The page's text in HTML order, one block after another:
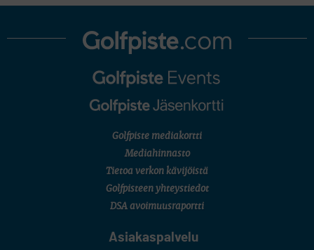
Golfpiste mediakortti
Mediahinnasto
Tietoa verkon kävijöistä
Golfpisteen yhteystiedot
DSA avoimuusraportti
Asiakaspalvelu